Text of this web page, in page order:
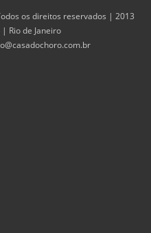
os direitos reservados | 2013
Rio de Janeiro